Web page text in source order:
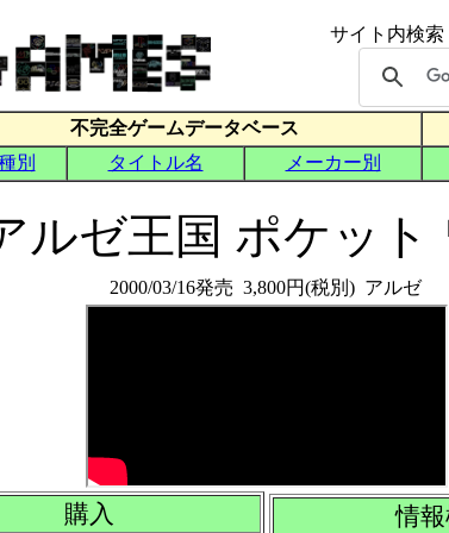
ルゼ王国 ポケット
2000/03/16発売 3,800円(税別) アルゼ
購入 情